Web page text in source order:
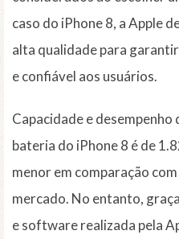
caso do iPhone 8, a Apple
alta qualidade para
e confiável aos usuários.
Capacidade e
bateria do iPhone 8 é de
menor em comparação
mercado. No entanto,
e software realizada pela